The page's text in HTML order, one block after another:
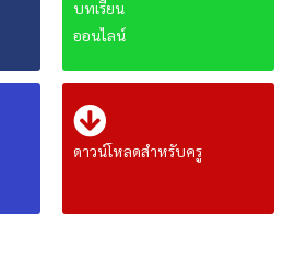
บทเรียน
ออนไลน์
ดาวน์โหลดสำหรับครู